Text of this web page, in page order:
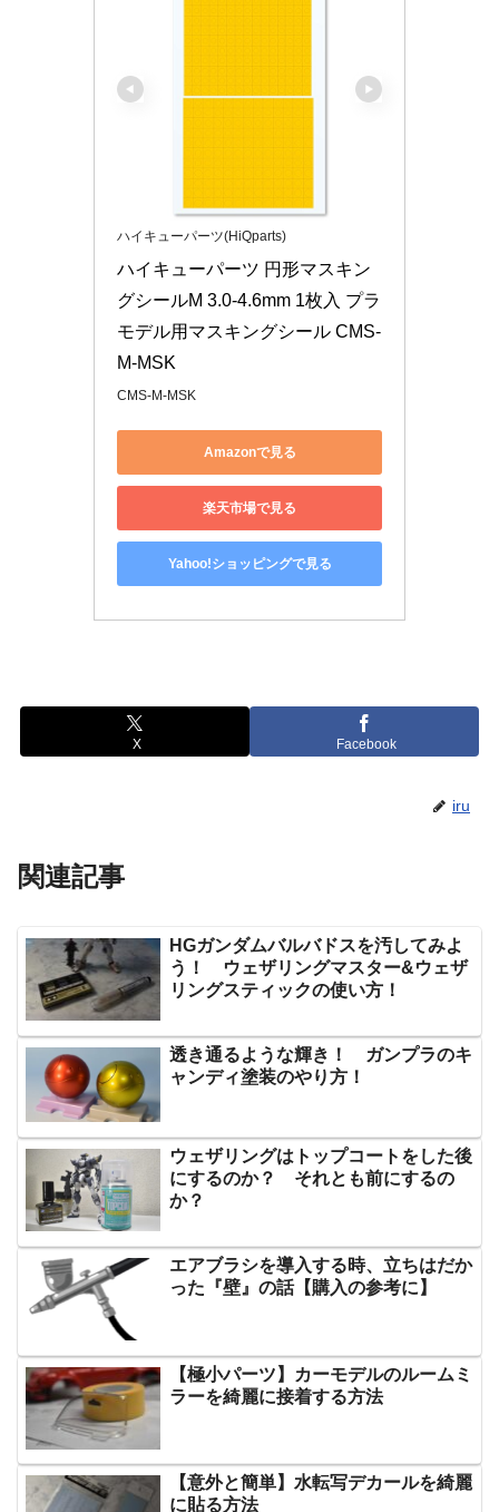
ハイキューパーツ(HiQparts)
ハイキューパーツ 円形マスキン
グシールM 3.0-4.6mm 1枚入 プラ
モデル用マスキングシール CMS-
M-MSK
CMS-M-MSK
Amazonで見る
楽天市場で見る
Yahoo!ショッピングで見る
X Facebook
iru
関連記事
HGガンダムバルバドスを汚してみよ
う！ ウェザリングマスター&ウェザ
リングスティックの使い方！
透き通るような輝き！ ガンプラのキ
ャンディ塗装のやり方！
ウェザリングはトップコートをした後
にするのか？ それとも前にするの
か？
エアブラシを導入する時、立ちはだか
った『壁』の話【購入の参考に】
【極小パーツ】カーモデルのルームミ
ラーを綺麗に接着する方法
【意外と簡単】水転写デカールを綺麗
に貼る方法